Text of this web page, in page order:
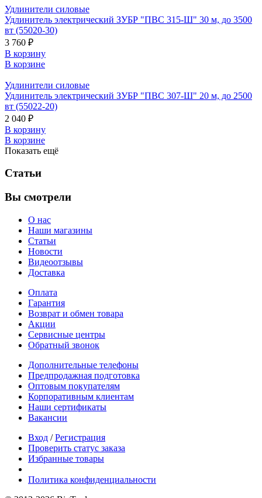
Удлинители силовые
Удлинитель электрический ЗУБР "ПВС 315-Ш" 30 м, до 3500
вт (55020-30)
3 760 ₽
В корзину
В корзине
Удлинители силовые
Удлинитель электрический ЗУБР "ПВС 307-Ш" 20 м, до 2500
вт (55022-20)
2 040 ₽
В корзину
В корзине
Показать ещё
Статьи
Вы смотрели
О нас
Наши магазины
Статьи
Новости
Видеоотзывы
Доставка
Оплата
Гарантия
Возврат и обмен товара
Акции
Сервисные центры
Обратный звонок
Дополнительные телефоны
Предпродажная подготовка
Оптовым покупателям
Корпоративным клиентам
Наши сертификаты
Вакансии
Вход /Регистрация
Проверить статус заказа
Избранные товары
Политика конфиденциальности